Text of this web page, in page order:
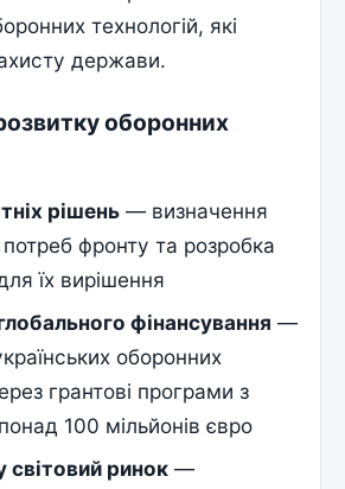
технологій, які
держави.
оборонних
рішень — визначення
фронту та розробка
їх вирішення
фінансування —
оборонних
грантові програми з
100 мільйонів євро
світовий ринок —